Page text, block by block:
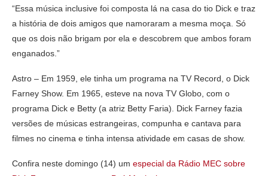
“Essa música inclusive foi composta lá na casa do tio Dick e traz
a história de dois amigos que namoraram a mesma moça. Só
que os dois não brigam por ela e descobrem que ambos foram
enganados.”
Astro – Em 1959, ele tinha um programa na TV Record, o Dick
Farney Show. Em 1965, esteve na nova TV Globo, com o
programa Dick e Betty (a atriz Betty Faria). Dick Farney fazia
versões de músicas estrangeiras, compunha e cantava para
filmes no cinema e tinha intensa atividade em casas de show.
Confira neste domingo (14) um especial da Rádio MEC sobre